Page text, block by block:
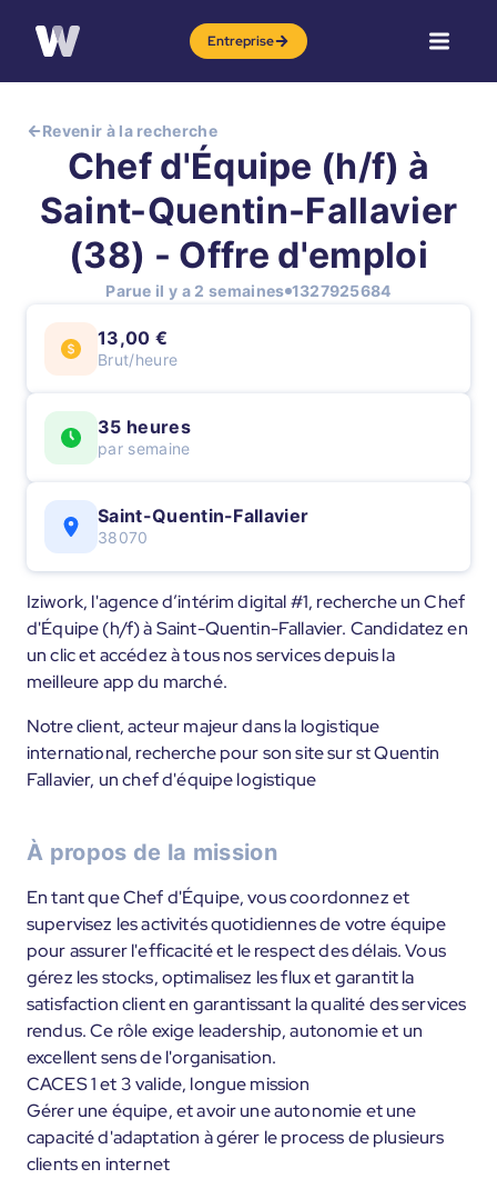
Entreprise
Revenir à la recherche
Chef d'Équipe (h/f) à
Saint-Quentin-Fallavier
(38) - Offre d'emploi
Parue il y a 2 semaines 1327925684
13,00 €
Brut/heure
35 heures
par semaine
Saint-Quentin-Fallavier
38070
Iziwork, l'agence d’intérim digital #1, recherche un Chef
d'Équipe (h/f) à Saint-Quentin-Fallavier. Candidatez en
un clic et accédez à tous nos services depuis la
meilleure app du marché.
Notre client, acteur majeur dans la logistique
international, recherche pour son site sur st Quentin
Fallavier, un chef d'équipe logistique
À propos de la mission
En tant que Chef d'Équipe, vous coordonnez et
supervisez les activités quotidiennes de votre équipe
pour assurer l'efficacité et le respect des délais. Vous
gérez les stocks, optimalisez les flux et garantit la
satisfaction client en garantissant la qualité des services
rendus. Ce rôle exige leadership, autonomie et un
excellent sens de l'organisation.
CACES 1 et 3 valide, longue mission
Gérer une équipe, et avoir une autonomie et une
capacité d'adaptation à gérer le process de plusieurs
clients en internet